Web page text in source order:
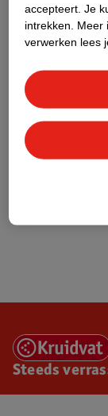
Over Kruidvat
Steeds
accepteert. Je
intrekken.
Meer
verwerken lees